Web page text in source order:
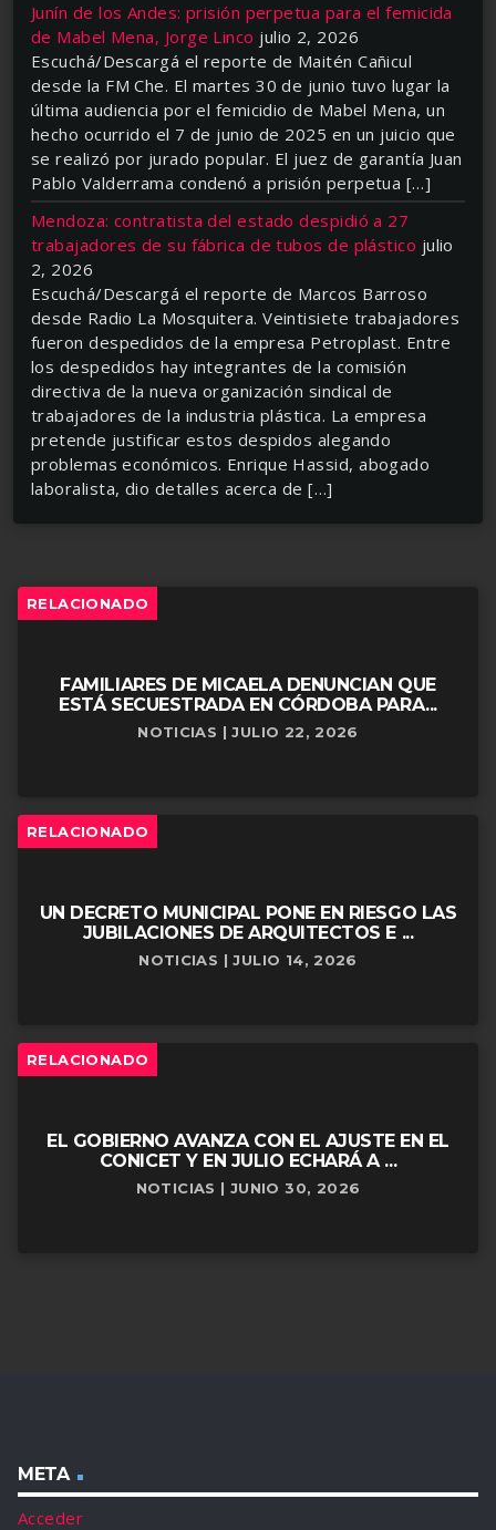
Junín de los Andes: prisión perpetua para el femicida
de Mabel Mena, Jorge Linco julio 2, 2026
Escuchá/Descargá el reporte de Maitén Cañicul
desde la FM Che. El martes 30 de junio tuvo lugar la
última audiencia por el femicidio de Mabel Mena, un
hecho ocurrido el 7 de junio de 2025 en un juicio que
se realizó por jurado popular. El juez de garantía Juan
Pablo Valderrama condenó a prisión perpetua […]
Mendoza: contratista del estado despidió a 27
trabajadores de su fábrica de tubos de plástico julio
2, 2026
Escuchá/Descargá el reporte de Marcos Barroso
desde Radio La Mosquitera. Veintisiete trabajadores
fueron despedidos de la empresa Petroplast. Entre
los despedidos hay integrantes de la comisión
directiva de la nueva organización sindical de
trabajadores de la industria plástica. La empresa
pretende justificar estos despidos alegando
problemas económicos. Enrique Hassid, abogado
laboralista, dio detalles acerca de […]
RELACIONADO
FAMILIARES DE MICAELA DENUNCIAN QUE
ESTÁ SECUESTRADA EN CÓRDOBA PARA...
NOTICIAS | JULIO 22, 2026
RELACIONADO
UN DECRETO MUNICIPAL PONE EN RIESGO LAS
JUBILACIONES DE ARQUITECTOS E ...
NOTICIAS | JULIO 14, 2026
RELACIONADO
EL GOBIERNO AVANZA CON EL AJUSTE EN EL
CONICET Y EN JULIO ECHARÁ A ...
NOTICIAS | JUNIO 30, 2026
META
Acceder